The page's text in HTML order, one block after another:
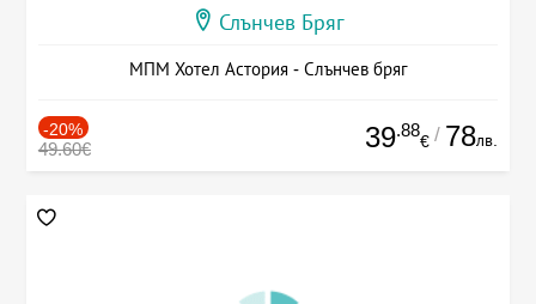
Слънчев Бряг
МПМ Хотел Астория - Слънчев бряг
-20%
49.60€ 39.88
€ / 78лв.